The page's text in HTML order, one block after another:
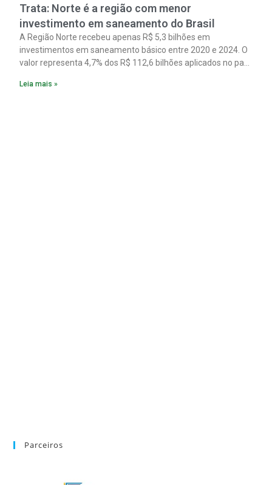
Trata: Norte é a região com menor
investimento em saneamento do Brasil
A Região Norte recebeu apenas R$ 5,3 bilhões em
investimentos em saneamento básico entre 2020 e 2024. O
valor representa 4,7% dos R$ 112,6 bilhões aplicados no país
Brasil em parceria com a GO Associados.
Leia mais »
Parceiros